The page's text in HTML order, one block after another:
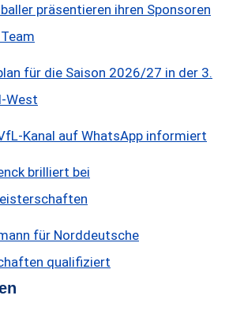
präsentieren ihren Sponsoren
für die Saison 2026/27 in der 3.
West
Kanal auf WhatsApp informiert
brilliert bei
für Norddeutsche
qualifiziert